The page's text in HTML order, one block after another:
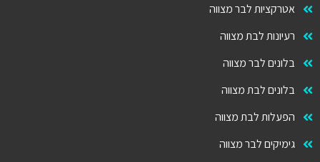
לבר מצווה
לבת מצווה
לבר מצווה
לבת מצווה
לבת מצווה
לבר מצווה